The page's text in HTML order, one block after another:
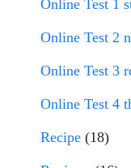
Online Test 1
Online Test 2
Online Test 3
Online Test 4
Recipe (18)